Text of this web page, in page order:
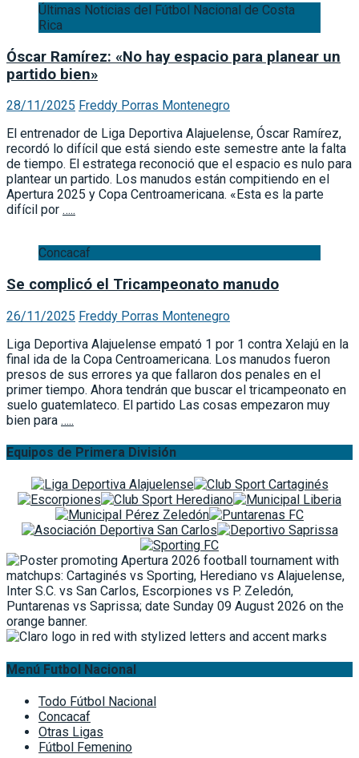
Últimas Noticias del Fútbol Nacional de Costa
Rica
Óscar Ramírez: «No hay espacio para planear un
partido bien»
28/11/2025 Freddy Porras Montenegro
El entrenador de Liga Deportiva Alajuelense, Óscar Ramírez,
recordó lo difícil que está siendo este semestre ante la falta
de tiempo. El estratega reconoció que el espacio es nulo para
plantear un partido. Los manudos están compitiendo en el
Apertura 2025 y Copa Centroamericana. «Esta es la parte
difícil por …..
Concacaf
Se complicó el Tricampeonato manudo
26/11/2025 Freddy Porras Montenegro
Liga Deportiva Alajuelense empató 1 por 1 contra Xelajú en la
final ida de la Copa Centroamericana. Los manudos fueron
presos de sus errores ya que fallaron dos penales en el
primer tiempo. Ahora tendrán que buscar el tricampeonato en
suelo guatemlateco. El partido Las cosas empezaron muy
bien para …..
Equipos de Primera División
Menú Futbol Nacional
Todo Fútbol Nacional
Concacaf
Otras Ligas
Fútbol Femenino